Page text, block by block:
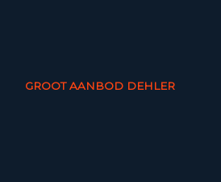
GROOT AANBOD DEHLER